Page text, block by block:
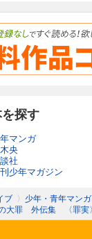
探す
マンガ
央
社
少年マガジン
ブ 〉 少年・青年マンガ
大罪 外伝集 〈罪実〉